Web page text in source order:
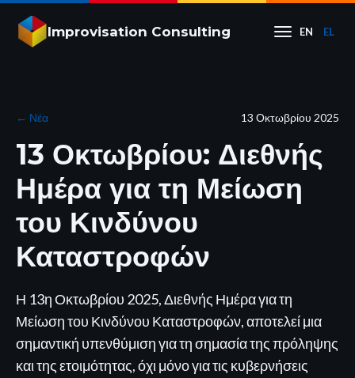
Improvisation Consulting EN EL
← Νέα 13 Οκτωβρίου 2025
13 Οκτωβρίου: Διεθνής
Ημέρα για τη Μείωση
του Κινδύνου
Καταστροφών
Η 13η Οκτωβρίου 2025, Διεθνής Ημέρα για τη
Μείωση του Κινδύνου Καταστροφών, αποτελεί μια
σημαντική υπενθύμιση για τη σημασία της πρόληψης
και της ετοιμότητας, όχι μόνο για τις κυβερνήσεις